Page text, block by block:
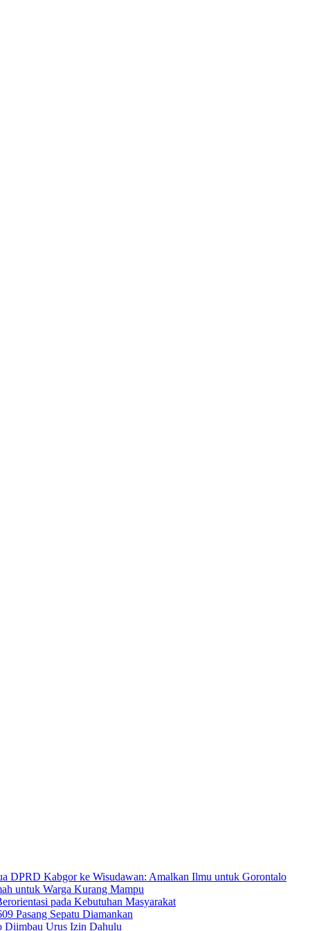
DPRD Kabgor ke Wisudawan: Amalkan Ilmu untuk Gorontalo
untuk Warga Kurang Mampu
pada Kebutuhan Masyarakat
Pasang Sepatu Diamankan
Diimbau Urus Izin Dahulu